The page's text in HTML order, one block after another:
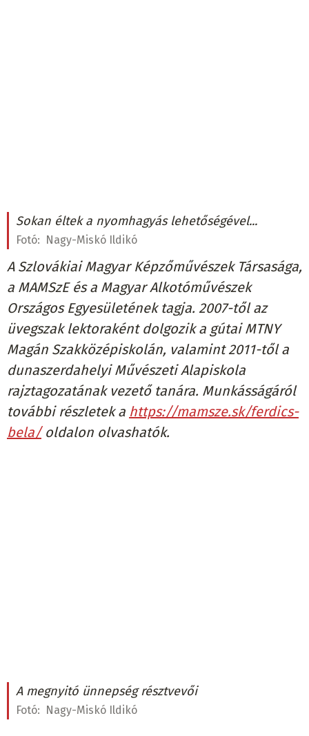
Sokan éltek a nyomhagyás lehetőségével...
Fotó: Nagy-Miskó Ildikó
A Szlovákiai Magyar Képzőművészek Társasága,
a MAMSzE és a Magyar Alkotóművészek
Országos Egyesületének tagja. 2007-től az
üvegszak lektoraként dolgozik a gútai MTNY
Magán Szakközépiskolán, valamint 2011-től a
dunaszerdahelyi Művészeti Alapiskola
rajztagozatának vezető tanára. Munkásságáról
további részletek a https://mamsze.sk/ferdics-
bela/oldalon olvashatók.
A megnyitó ünnepség résztvevői
Fotó: Nagy-Miskó Ildikó